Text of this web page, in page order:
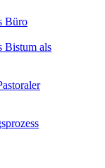
Büro
Bistum als